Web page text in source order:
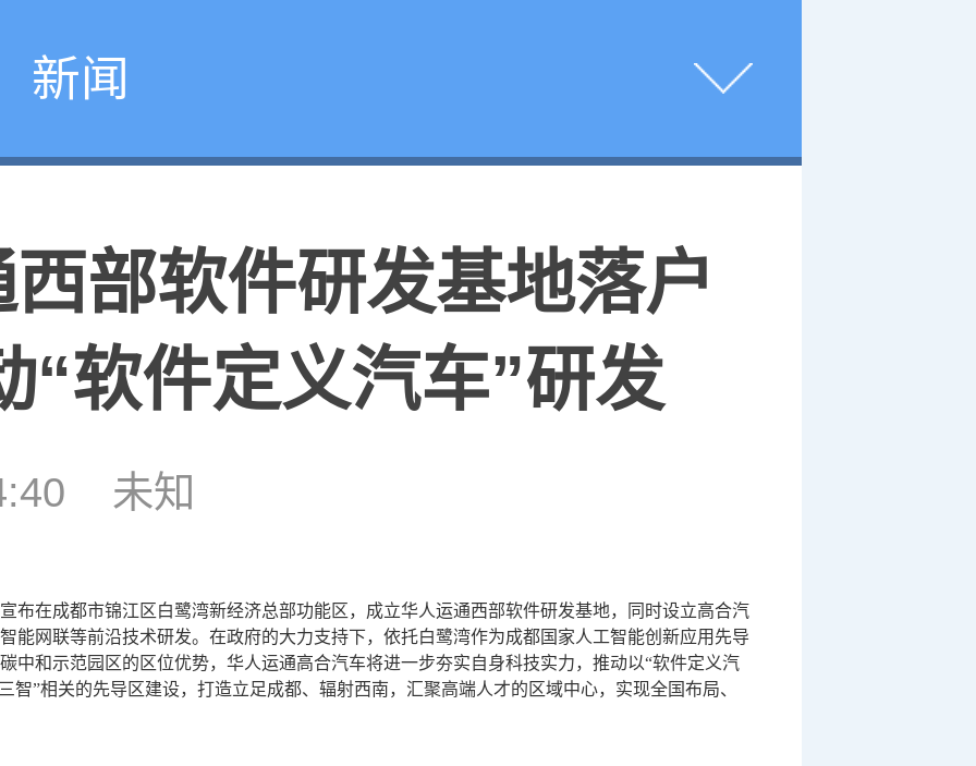
新闻
部软件研发基地落户
“软件定义汽车”研发
未知
布在成都市锦江区白鹭湾新经济总部功能区，成立华人运通西部软件研发基地，同时设立高合汽
能网联等前沿技术研发。在政府的大力支持下，依托白鹭湾作为成都国家人工智能创新应用先导
中和示范园区的区位优势，华人运通高合汽车将进一步夯实自身科技实力，推动以“软件定义汽
智”相关的先导区建设，打造立足成都、辐射西南，汇聚高端人才的区域中心，实现全国布局、